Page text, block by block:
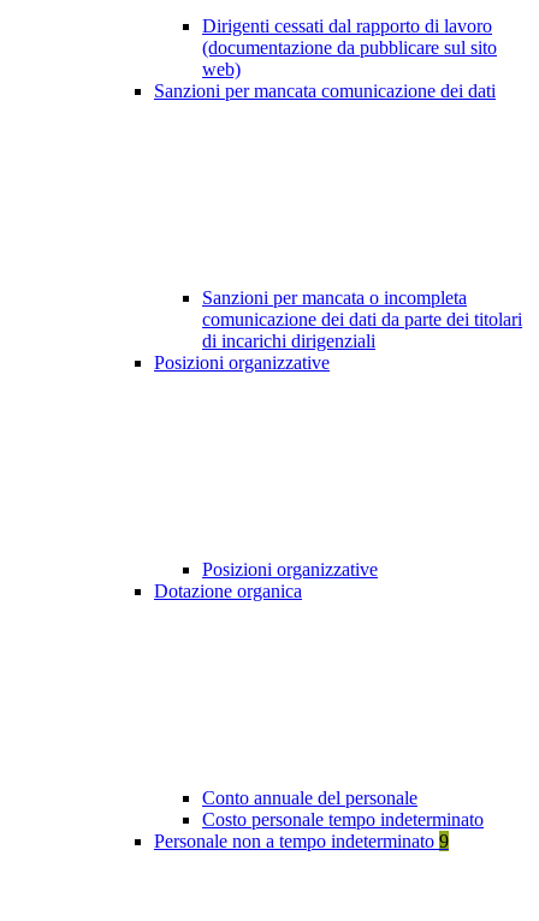
Dirigenti cessati dal rapporto di lavoro
(documentazione da pubblicare sul sito
web)
Sanzioni per mancata comunicazione dei dati
Sanzioni per mancata o incompleta
comunicazione dei dati da parte dei titolari
di incarichi dirigenziali
Posizioni organizzative
Posizioni organizzative
Dotazione organica
Conto annuale del personale
Costo personale tempo indeterminato
Personale non a tempo indeterminato 9